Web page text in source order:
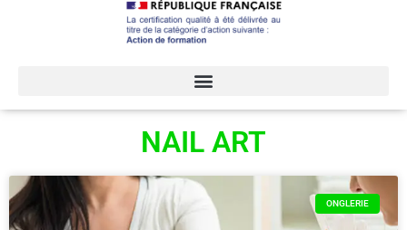
NAIL ART
ONGLERIE